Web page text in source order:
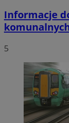
Informacje
5